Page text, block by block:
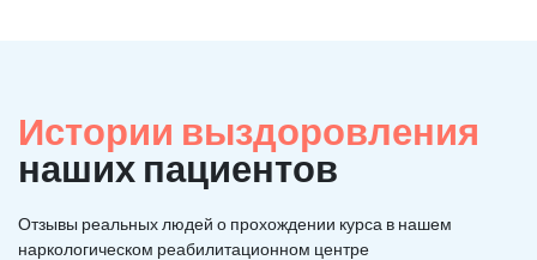
Истории выздоровления
наших пациентов
Отзывы реальных людей о прохождении курса в нашем
наркологическом реабилитационном центре